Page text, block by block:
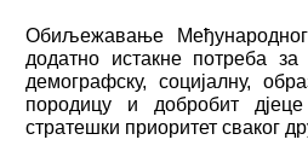
Обиљежавање
додатно истакне потреба за
демографску, социјалну,
породицу и добробит
стратешки приоритет сваког